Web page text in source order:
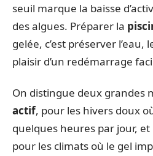
seuil marque la baisse
des algues. Préparer la
gelée, c’est préserver
plaisir d’un redémarrage
On distingue deux grandes
actif, pour les hivers doux
quelques heures par jour, et
pour les climats où le gel